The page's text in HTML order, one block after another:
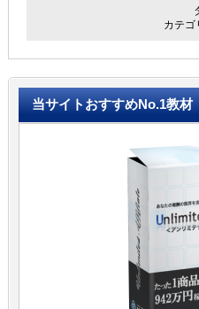
カテゴ
当サイトおすすめNo.1教材